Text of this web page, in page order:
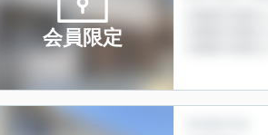
会員限定